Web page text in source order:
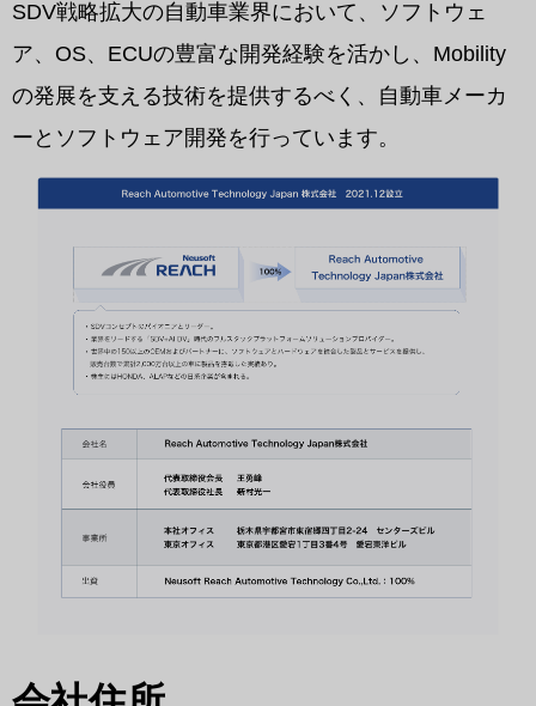
SDV戦略拡大の自動車業界において、ソフトウェ
ア、OS、ECUの豊富な開発経験を活かし、Mobility
の発展を支える技術を提供するべく、自動車メーカ
ーとソフトウェア開発を行っています。